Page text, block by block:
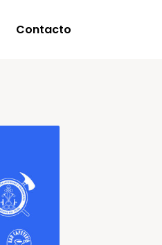
Contacto